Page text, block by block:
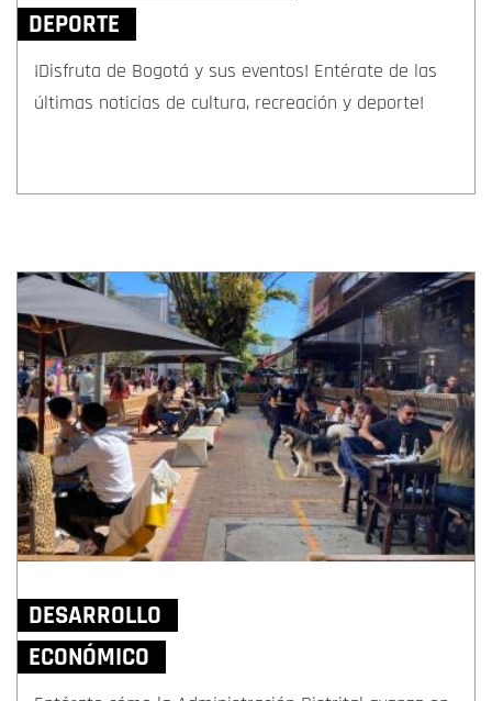
DEPORTE
¡Disfruta de Bogotá y sus eventos! Entérate de las
últimas noticias de cultura, recreación y deporte!
DESARROLLO
ECONÓMICO